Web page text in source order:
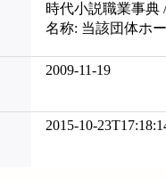
時代小説職業事典
名称: 当該団体ホ
2009-11-19
2015-10-